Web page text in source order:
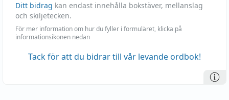
Ditt bidrag kan endast innehålla bokstäver, mellanslag
och skiljetecken.
För mer information om hur du fyller i formuläret, klicka på
informationsikonen nedan
Tack för att du bidrar till vår levande ordbok!